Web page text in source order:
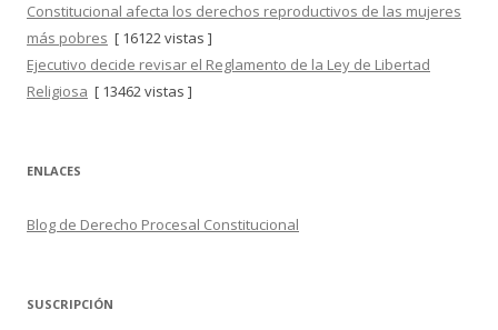
Constitucional afecta los derechos reproductivos de las mujeres
más pobres [ 16122 vistas ]
Ejecutivo decide revisar el Reglamento de la Ley de Libertad
Religiosa [ 13462 vistas ]
ENLACES
Blog de Derecho Procesal Constitucional
SUSCRIPCIÓN